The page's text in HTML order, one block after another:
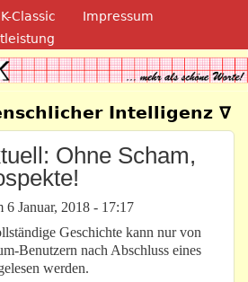
Inhalt
Classic
Impressum
Intelligenz ∇
Ohne Scham,
6 Januar, 2018 - 17:17
Geschichte kann nur von
Benutzern nach Abschluss eines
werden.